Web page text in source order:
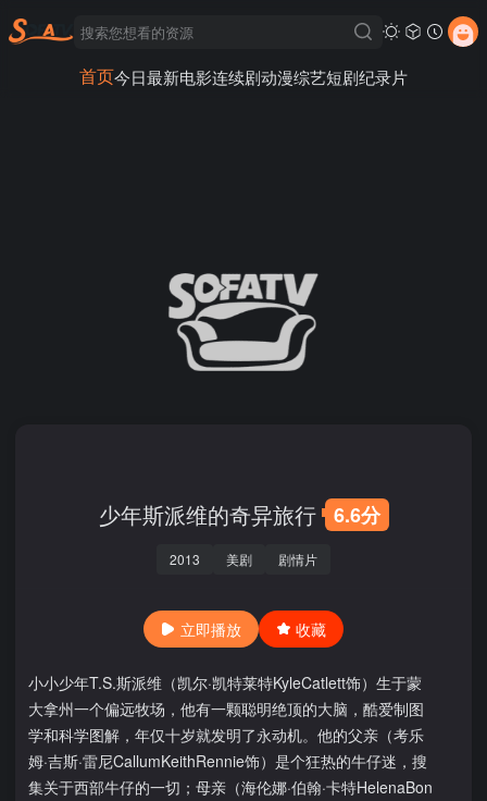
首页今日最新电影连续剧动漫综艺短剧纪录片
少年斯派维的奇异旅行 6.6分
2013 美剧 剧情片
立即播放 收藏
小小少年T.S.斯派维（凯尔·凯特莱特KyleCatlett饰）生于蒙
大拿州一个偏远牧场，他有一颗聪明绝顶的大脑，酷爱制图
学和科学图解，年仅十岁就发明了永动机。他的父亲（考乐
姆·吉斯·雷尼CallumKeithRennie饰）是个狂热的牛仔迷，搜
集关于西部牛仔的一切；母亲（海伦娜·伯翰·卡特HelenaBon